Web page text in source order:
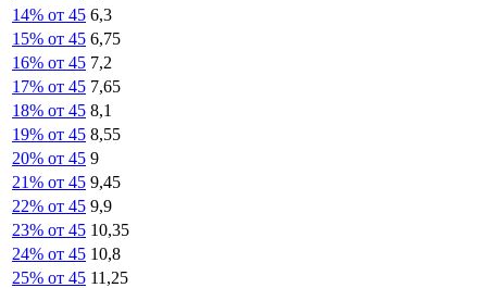
14% от 45 6,3
15% от 45 6,75
16% от 45 7,2
17% от 45 7,65
18% от 45 8,1
19% от 45 8,55
20% от 45 9
21% от 45 9,45
22% от 45 9,9
23% от 45 10,35
24% от 45 10,8
25% от 45 11,25